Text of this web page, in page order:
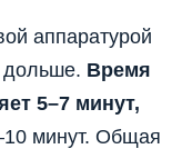
аппаратурой
дольше. Время
5–7 минут,
минут. Общая